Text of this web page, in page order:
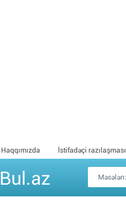
Haqqımızda İstifadəçi razılaşması
Bul.az